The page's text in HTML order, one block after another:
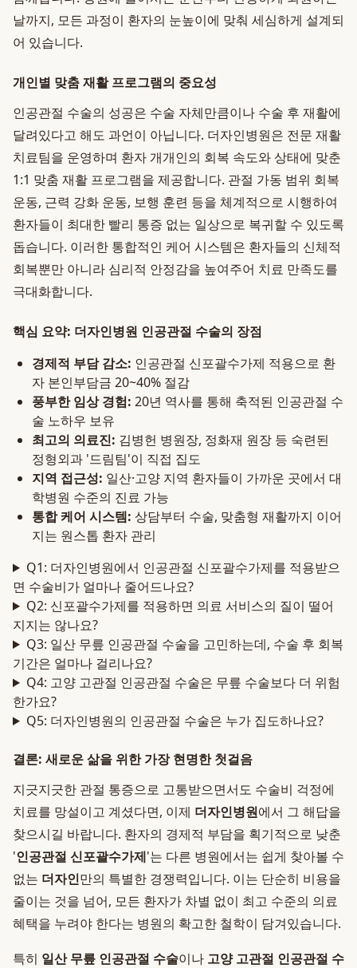
날까지, 모든 과정이 환자의 눈높이에 맞춰 세심하게 설계되
어 있습니다.
개인별 맞춤 재활 프로그램의 중요성
인공관절 수술의 성공은 수술 자체만큼이나 수술 후 재활에
달려있다고 해도 과언이 아닙니다. 더자인병원은 전문 재활
치료팀을 운영하며 환자 개개인의 회복 속도와 상태에 맞춘
1:1 맞춤 재활 프로그램을 제공합니다. 관절 가동 범위 회복
운동, 근력 강화 운동, 보행 훈련 등을 체계적으로 시행하여
환자들이 최대한 빨리 통증 없는 일상으로 복귀할 수 있도록
돕습니다. 이러한 통합적인 케어 시스템은 환자들의 신체적
회복뿐만 아니라 심리적 안정감을 높여주어 치료 만족도를
극대화합니다.
핵심 요약: 더자인병원 인공관절 수술의 장점
경제적 부담 감소: 인공관절 신포괄수가제 적용으로 환
자 본인부담금 20~40% 절감
풍부한 임상 경험: 20년 역사를 통해 축적된 인공관절 수
술 노하우 보유
최고의 의료진: 김병헌 병원장, 정화재 원장 등 숙련된
정형외과 '드림팀'이 직접 집도
지역 접근성: 일산·고양 지역 환자들이 가까운 곳에서 대
학병원 수준의 진료 가능
통합 케어 시스템: 상담부터 수술, 맞춤형 재활까지 이어
지는 원스톱 환자 관리
Q1: 더자인병원에서 인공관절 신포괄수가제를 적용받으
면 수술비가 얼마나 줄어드나요?
Q2: 신포괄수가제를 적용하면 의료 서비스의 질이 떨어
지지는 않나요?
Q3: 일산 무릎 인공관절 수술을 고민하는데, 수술 후 회복
기간은 얼마나 걸리나요?
Q4: 고양 고관절 인공관절 수술은 무릎 수술보다 더 위험
한가요?
Q5: 더자인병원의 인공관절 수술은 누가 집도하나요?
결론: 새로운 삶을 위한 가장 현명한 첫걸음
지긋지긋한 관절 통증으로 고통받으면서도 수술비 걱정에
치료를 망설이고 계셨다면, 이제 더자인병원에서 그 해답을
찾으시길 바랍니다. 환자의 경제적 부담을 획기적으로 낮춘
'인공관절 신포괄수가제'는 다른 병원에서는 쉽게 찾아볼 수
없는 더자인만의 특별한 경쟁력입니다. 이는 단순히 비용을
줄이는 것을 넘어, 모든 환자가 차별 없이 최고 수준의 의료
혜택을 누려야 한다는 병원의 확고한 철학이 담겨있습니다.
특히 일산 무릎 인공관절 수술이나 고양 고관절 인공관절 수